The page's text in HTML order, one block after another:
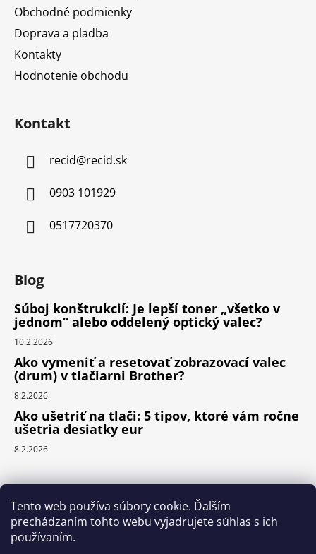
Tento web používa súbory cookie. Ďalším
prechádzaním tohto webu vyjadrujete súhlas s ich
používaním.
Obchodné podmienky
Doprava a pladba
Kontakty
Hodnotenie obchodu
Kontakt
recid@recid.sk
0903 101929
0517720370
Blog
Súboj konštrukcií: Je lepší toner „všetko v
jednom“ alebo oddelený optický valec?
10.2.2026
Ako vymeniť a resetovať zobrazovací valec
(drum) v tlačiarni Brother?
8.2.2026
Ako ušetriť na tlači: 5 tipov, ktoré vám ročne
ušetria desiatky eur
8.2.2026
Prijímame online platby